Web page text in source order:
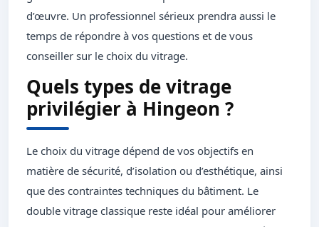
d’œuvre. Un professionnel sérieux prendra aussi le
temps de répondre à vos questions et de vous
conseiller sur le choix du vitrage.
Quels types de vitrage
privilégier à Hingeon ?
Le choix du vitrage dépend de vos objectifs en
matière de sécurité, d’isolation ou d’esthétique, ainsi
que des contraintes techniques du bâtiment. Le
double vitrage classique reste idéal pour améliorer